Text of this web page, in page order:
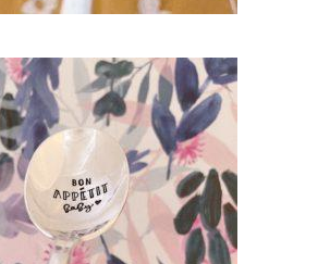
ATYPIQUE GRAVÉE VINTAGE :
BON APPÉTIT BABY
35,00€
AU PANIER